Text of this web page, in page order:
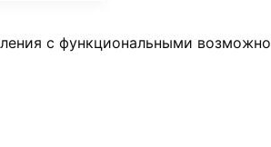
с функциональными